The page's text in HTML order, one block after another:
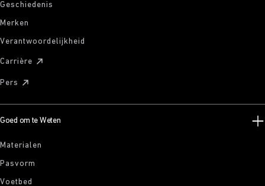
Geschiedenis
Merken
Verantwoordelijkheid
Carrière
Pers
Goed om te Weten
Materialen
Pasvorm
Voetbed